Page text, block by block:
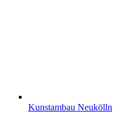
Kunstambau Neukölln